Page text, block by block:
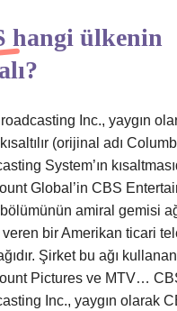
hangi ülkenin
Inc., yaygın
(orijinal adı
System’ın
Global’in CBS
amiral gemisi
veren bir Amerikan ticari
Şirket bu ağı
Pictures ve MTV…
Inc., yaygın olarak